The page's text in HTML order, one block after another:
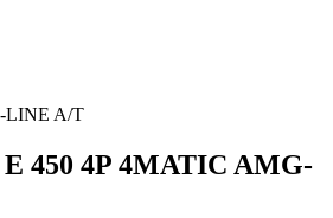
LINE A/T
E 450 4P 4MATIC AMG-